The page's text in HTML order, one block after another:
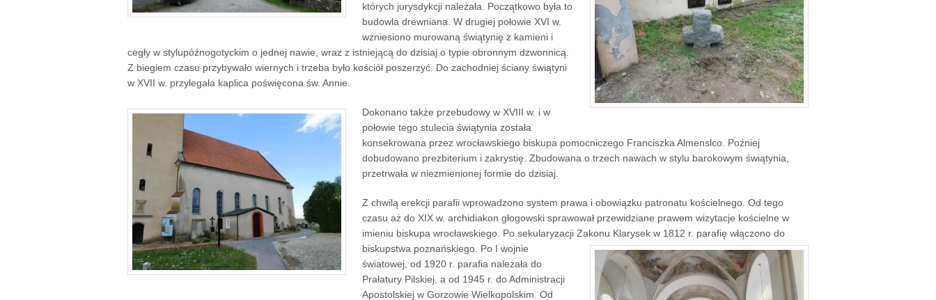
których jurysdykcji należała. Początkowo była to
budowla drewniana. W drugiej połowie XVI w.
wzniesiono murowaną świątynię z kamieni i
cegły w stylupóźnogotyckim o jednej nawie, wraz z istniejącą do dzisiaj o typie obronnym dzwonnicą.
Z biegiem czasu przybywało wiernych i trzeba było kościół poszerzyć. Do zachodniej ściany świątyni
w XVII w. przylegała kaplica poświęcona św. Annie.
Dokonano także przebudowy w XVIII w. i w
połowie tego stulecia świątynia została
konsekrowana przez wrocławskiego biskupa pomocniczego Franciszka Almenslco. Poźniej
dobudowano prezbiterium i zakrystię. Zbudowana o trzech nawach w stylu barokowym świątynia,
przetrwała w niezmienionej formie do dzisiaj.
Z chwilą erekcji parafii wprowadzono system prawa i obowiązku patronatu kościelnego. Od tego
czasu aż do XIX w. archidiakon głogowski sprawował przewidziane prawem wizytacje kościelne w
imieniu biskupa wrocławskiego. Po sekularyzacji Zakonu Klarysek w 1812 r. parafię włączono do
biskupstwa poznańskiego. Po I wojnie
światowej, od 1920 r. parafia należała do
Prałatury Pilskiej, a od 1945 r. do Administracji
Apostolskiej w Gorzowie Wielkopolskim. Od